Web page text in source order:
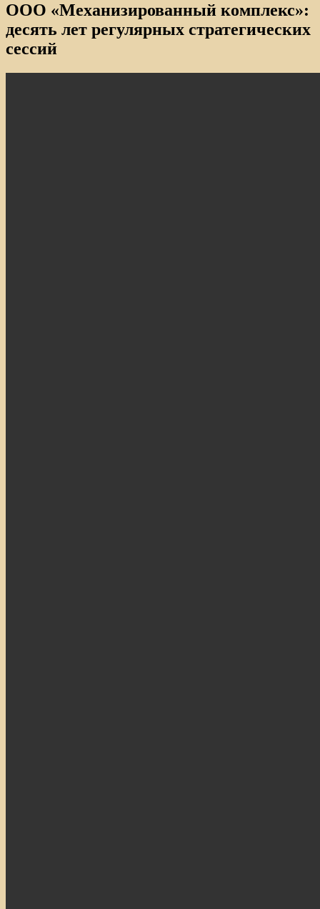
ООО «Механизированный комплекс»:
десять лет регулярных стратегических
сессий